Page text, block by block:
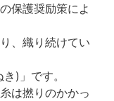
保護奨励策によ
、織り続けてい
)」です。
は撚りのかかっ